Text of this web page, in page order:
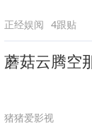
正经娱阅 4跟贴
蘑菇云腾空
猪猪爱影视